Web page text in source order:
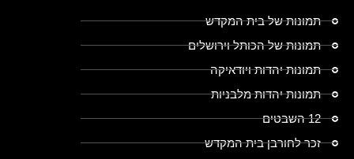
תמונות של בית המקדש
תמונות של הכותל וירושלים
תמונות יהדות ויודאיקה
תמונות יהדות מלבניות
12 השבטים
זכר לחורבן בית המקדש